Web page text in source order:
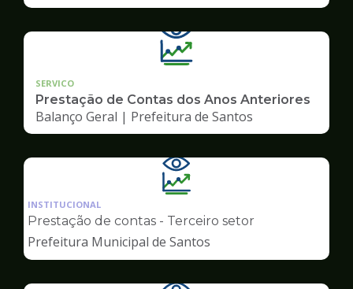
SERVICO
Prestação de Contas dos Anos Anteriores
Balanço Geral | Prefeitura de Santos
Ilustração
da
pagina
de
Transparência
INSTITUCIONAL
Prestação de contas - Terceiro setor
Prefeitura Municipal de Santos